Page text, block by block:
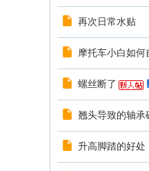
再次日常水贴
摩托车小白如何
螺丝断了
翘头导致的轴承
升高脚踏的好处